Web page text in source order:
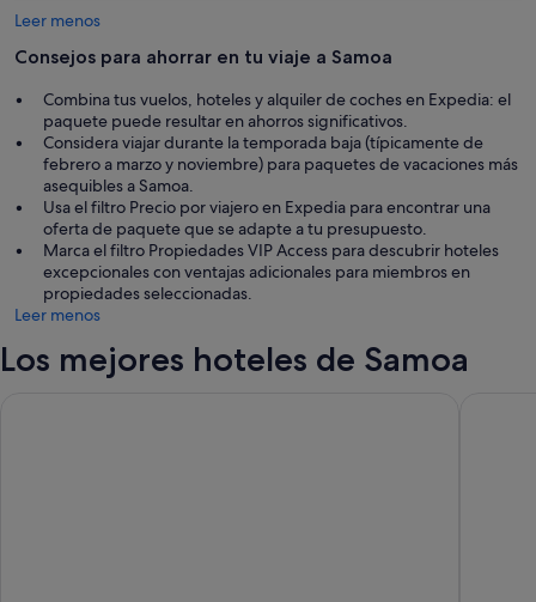
Leer menos
Consejos para ahorrar en tu viaje a Samoa
Combina tus vuelos, hoteles y alquiler de coches en Expedia: el
paquete puede resultar en ahorros significativos.
Considera viajar durante la temporada baja (típicamente de
febrero a marzo y noviembre) para paquetes de vacaciones más
asequibles a Samoa.
Usa el filtro Precio por viajero en Expedia para encontrar una
oferta de paquete que se adapte a tu presupuesto.
Marca el filtro Propiedades VIP Access para descubrir hoteles
excepcionales con ventajas adicionales para miembros en
propiedades seleccionadas.
Leer menos
Los mejores hoteles de Samoa